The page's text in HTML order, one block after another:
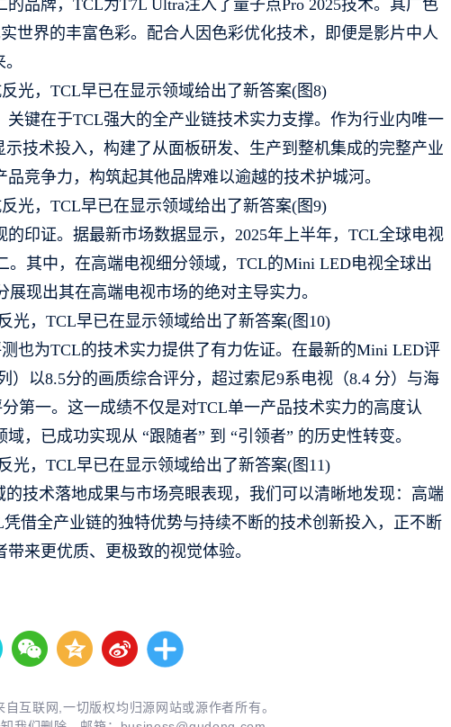
品牌，TCL为T7L Ultra注入了量子点Pro 2025技术。其广色
世界的丰富色彩。配合人因色彩优化技术，即便是影片中人
键在于TCL强大的全产业链技术实力支撑。作为行业内唯一
技术投入，构建了从面板研发、生产到整机集成的完整产业
竞争力，构筑起其他品牌难以逾越的技术护城河。
印证。据最新市场数据显示，2025年上半年，TCL全球电视
。其中，在高端电视细分领域，TCL的Mini LED电视全球出
现出其在高端电视市场的绝对主导实力。
也为TCL的技术实力提供了有力佐证。在最新的Mini LED评
）以8.5分的画质综合评分，超过索尼9系电视（8.4 分）与海
第一。这一成绩不仅是对TCL单一产品技术实力的高度认
，已成功实现从 “跟随者” 到 “引领者” 的历史性转变。
技术落地成果与市场亮眼表现，我们可以清晰地发现：高端
借全产业链的独特优势与持续不断的技术创新投入，正不断
来更优质、更极致的视觉体验。
互联网,一切版权均归源网站或源作者所有。